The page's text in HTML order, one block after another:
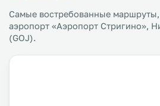
Самые востребованные маршруты,
аэропорт «Аэропорт Стригино»,
(GOJ).